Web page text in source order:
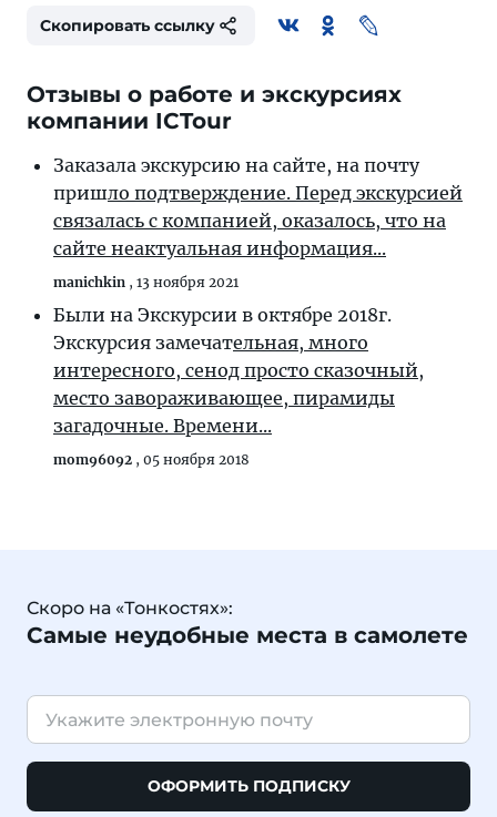
Скопировать ссылку
Отзывы о работе и экскурсиях
компании ICTour
Заказала экскурсию на сайте, на почту
пришло подтверждение. Перед экскурсией
связалась с компанией, оказалось, что на
сайте неактуальная информация...
manichkin , 13 ноября 2021
Были на Экскурсии в октябре 2018г.
Экскурсия замечательная, много
интересного, сенод просто сказочный,
место завораживающее, пирамиды
загадочные. Времени...
mom96092 , 05 ноября 2018
Скоро на «Тонкостях»:
Самые неудобные места в самолете
ОФОРМИТЬ ПОДПИСКУ